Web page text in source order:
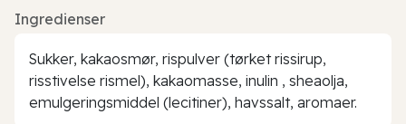
Ingredienser
Sukker, kakaosmør, rispulver (tørket rissirup,
risstivelse rismel), kakaomasse, inulin , sheaolja,
emulgeringsmiddel (lecitiner), havssalt, aromaer.